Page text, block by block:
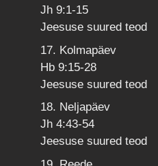
Jh 9:1-15
Jeesuse suured teod
17. Kolmapäev
Hb 9:15-28
Jeesuse suured teod
18. Neljapäev
Jh 4:43-54
Jeesuse suured teod